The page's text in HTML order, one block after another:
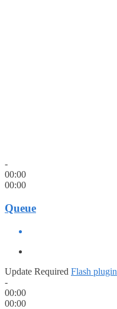
-
00:00
00:00
Queue
Update Required Flash plugin
-
00:00
00:00